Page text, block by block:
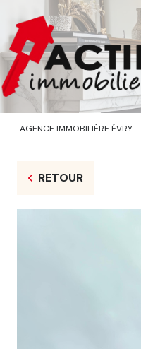
AGENCE IMMOBILIÈRE ÉVRY
RETOUR